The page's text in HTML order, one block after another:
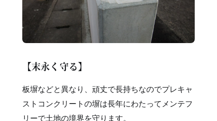
【末永く守る】
板塀などと異なり、頑丈で長持ちなのでプレキャ
ストコンクリートの塀は長年にわたってメンテフ
リーで土地の境界を守ります。